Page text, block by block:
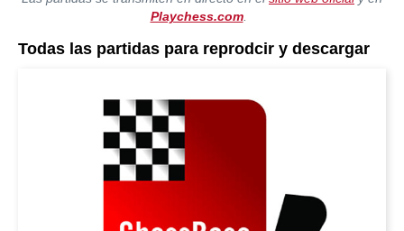
Playchess.com.
Todas las partidas para reprodcir y descargar